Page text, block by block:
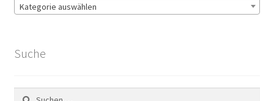
Kategorie auswählen
Suche
Suchen